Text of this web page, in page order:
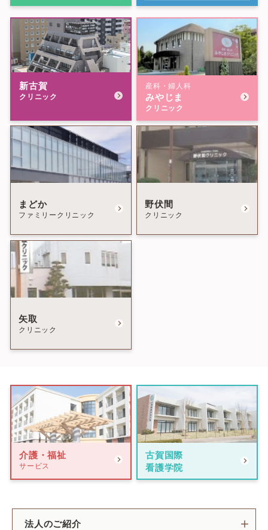
新古賀
クリニック
産科・婦人科
みやじま
クリニック
まどか
ファミリークリニック
野伏間
クリニック
矢取
クリニック
介護・福祉
サービス
古賀国際
看護学院
法人のご紹介